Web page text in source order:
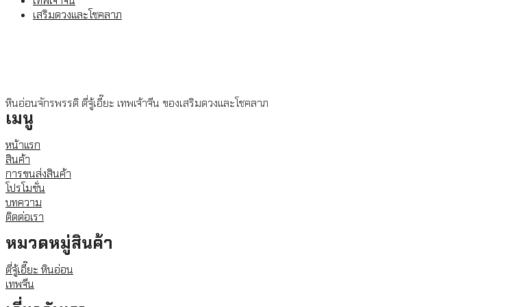
เสริมดวงและโชคลาภ
หินอ่อนจักรพรรดิ ตี่จู้เอี๊ยะ เทพเจ้าจีน ของเสริมดวงและโชคลาภ
เมนู
หน้าแรก
สินค้า
การขนส่งสินค้า
โปรโมชั่น
บทความ
ติดต่อเรา
หมวดหมู่สินค้า
ตี่จู้เอี๊ยะ หินอ่อน
เทพจีน